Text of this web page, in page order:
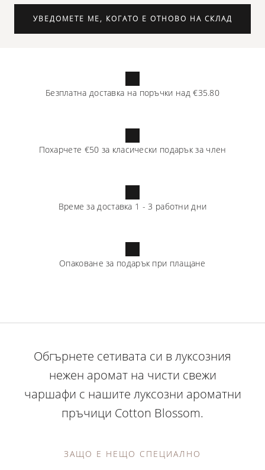
УВЕДОМЕТЕ МЕ, КОГАТО Е ОТНОВО НА СКЛАД
Безплатна доставка на поръчки над €35.80
Похарчете €50 за класически подарък за член
Време за доставка 1 - 3 работни дни
Опаковане за подарък при плащане
Обгърнете сетивата си в луксозния
нежен аромат на чисти свежи
чаршафи с нашите луксозни ароматни
пръчици Cotton Blossom.
ЗАЩО Е НЕЩО СПЕЦИАЛНО